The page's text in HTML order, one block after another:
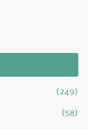
(249)
(58)